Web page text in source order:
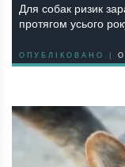
Для собак ризик
протягом усього
ОПУБЛІКОВАНО |